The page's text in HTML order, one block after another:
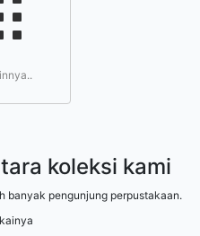
koleksi kami
banyak pengunjung perpustakaan.